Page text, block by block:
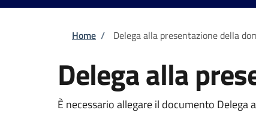
Briciole di pane
Home / Delega alla presentazione della
Delega alla
È necessario allegare il documento